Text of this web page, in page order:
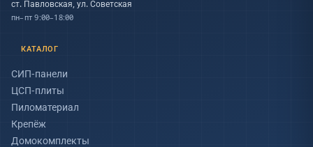
ст. Павловская, ул. Советская
пн–пт 9:00–18:00
КАТАЛОГ
СИП-панели
ЦСП-плиты
Пиломатериал
Крепёж
Домокомплекты